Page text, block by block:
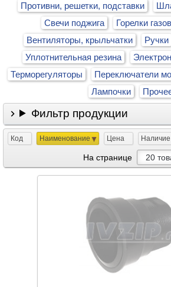
Противни, решетки, подставки
Свечи поджига
Горелки
Вентиляторы, крыльчатки
Ручки
Уплотнительная резина
Терморегуляторы
Переключатели
Лампочки
Фильтр продукции
Код Наименование Цена Наличие
На странице